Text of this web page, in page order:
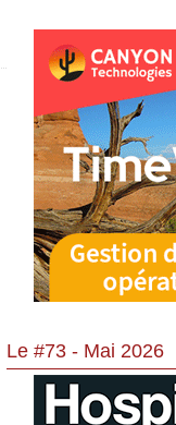
Le #73 - Mai 2026